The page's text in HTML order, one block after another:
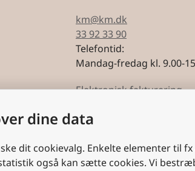
km@km.dk
33 92 33 90
Telefontid:
Mandag-fredag kl. 9.00-
Elektronisk fakturering
CVR: 59743228
dine data
dit cookievalg. Enkelte elementer til
også kan sætte cookies. Vi